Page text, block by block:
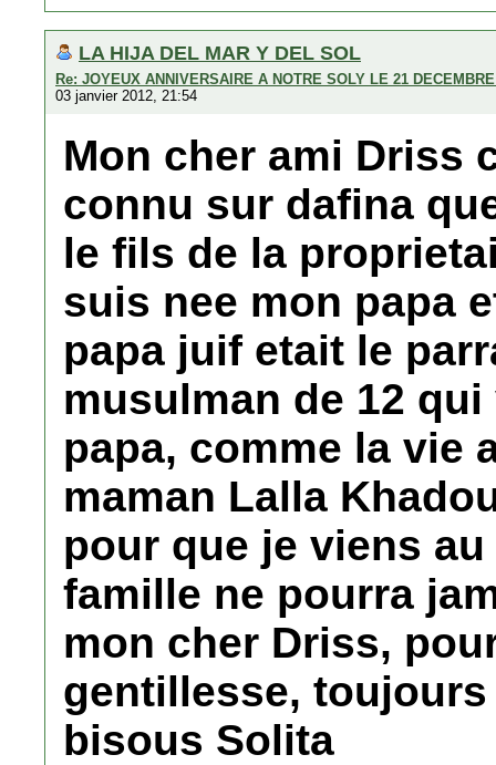
LA HIJA DEL MAR Y DEL SOL
Re: JOYEUX ANNIVERSAIRE A NOTRE SOLY LE 21
03 janvier 2012, 21:54
Mon cher ami Driss
connu sur dafina
le fils de la
suis nee mon papa
papa juif etait le
musulman de 12
papa, comme la vie
maman Lalla
pour que je viens
famille ne pourra
mon cher Driss,
gentillesse,
bisous Solita